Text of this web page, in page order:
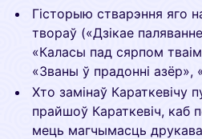
Гісторыю стварэння яго
твораў («Дзікае
«Каласы пад сярпом
«Званы ў прадонні азёр»,
Хто замінаў Караткевічу
прайшоў Караткевіч, каб
мець магчымасць